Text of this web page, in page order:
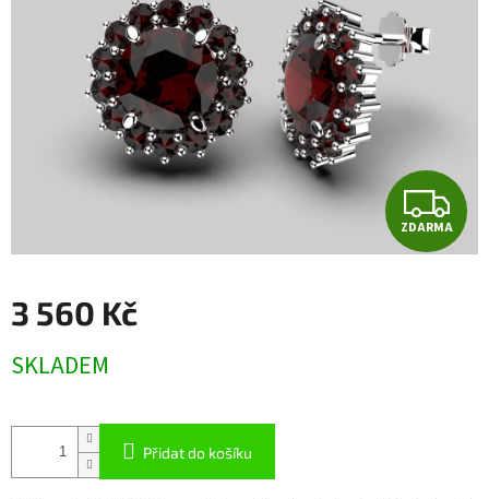
Z
D
ZDARMA
3 560 Kč
cena:
SKLADEM
Přidat do košíku